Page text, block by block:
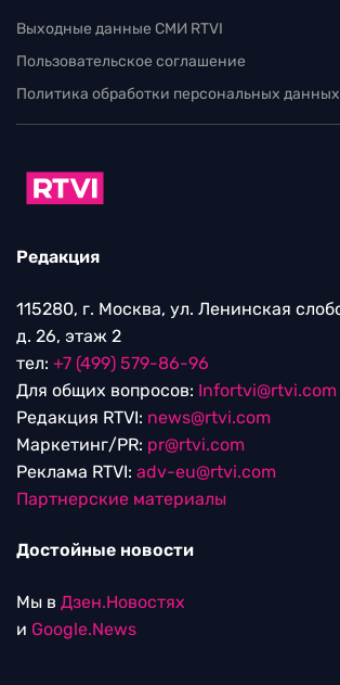
Выходные данные СМИ RTVI
Пользовательское соглашение
Политика обработки персональных данных
Редакция
115280, г. Москва, ул. Ленинская
д. 26, этаж 2
тел: +7 (499) 579-86-96
Для общих вопросов: Infortvi@rtvi.com
Редакция RTVI: news@rtvi.com
Маркетинг/PR: pr@rtvi.com
Реклама RTVI: adv-eu@rtvi.com
Партнерские материалы
Достойные новости
Мы в Дзен.Новостях
и Google.News